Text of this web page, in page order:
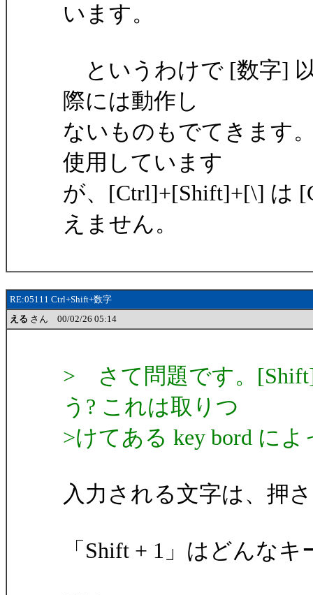
います。
というわけで [数字]
際には動作し
ないものもでてきます
使用しています
が、[Ctrl]+[Shift]+[\] は
えません。
RE:05111 Ctrl+Shift+数字
える さん 00/02/26 05:14
> さて問題です。
う? これは取りつ
>けてある key bord に
入力される文字は、押
「Shift + 1」はどんな